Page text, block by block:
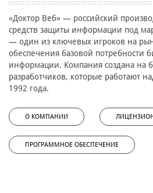
«Доктор Веб» — российский
средств защиты информации под
— один из ключевых игроков на
обеспечения базовой потребности
информации. Компания создана на
разработчиков, которые работают
1992 года.
О КОМПАНИИ
ПРОГРАММНОЕ ОБЕСПЕЧЕНИЕ